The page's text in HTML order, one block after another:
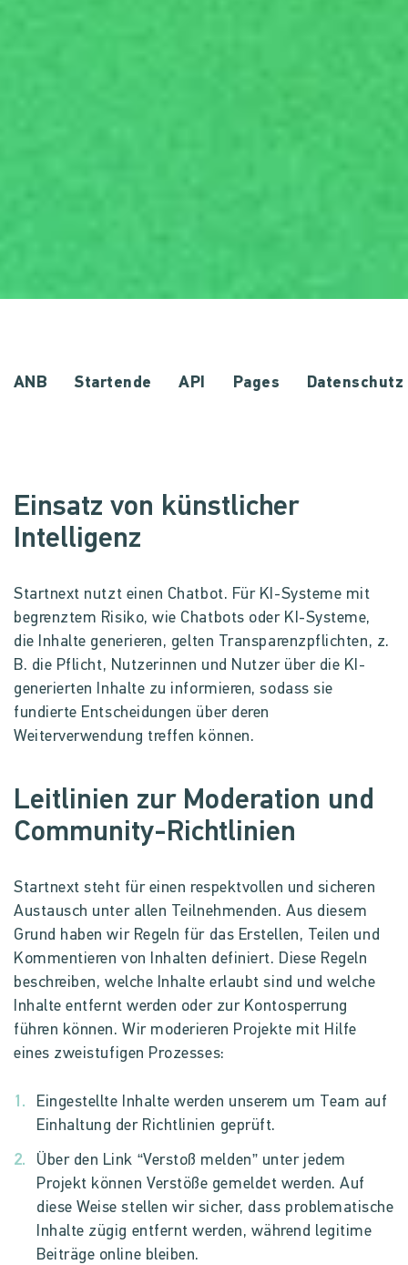
ANB Startende API Pages Datenschutz
Einsatz von künstlicher
Intelligenz
Startnext nutzt einen Chatbot. Für KI-Systeme mit
begrenztem Risiko, wie Chatbots oder KI-Systeme,
die Inhalte generieren, gelten Transparenzpflichten, z.
B. die Pflicht, Nutzerinnen und Nutzer über die KI-
generierten Inhalte zu informieren, sodass sie
fundierte Entscheidungen über deren
Weiterverwendung treffen können.
Leitlinien zur Moderation und
Community-Richtlinien
Startnext steht für einen respektvollen und sicheren
Austausch unter allen Teilnehmenden. Aus diesem
Grund haben wir Regeln für das Erstellen, Teilen und
Kommentieren von Inhalten definiert. Diese Regeln
beschreiben, welche Inhalte erlaubt sind und welche
Inhalte entfernt werden oder zur Kontosperrung
führen können. Wir moderieren Projekte mit Hilfe
eines zweistufigen Prozesses:
Eingestellte Inhalte werden unserem um Team auf
Einhaltung der Richtlinien geprüft.
Über den Link “Verstoß melden” unter jedem
Projekt können Verstöße gemeldet werden. Auf
diese Weise stellen wir sicher, dass problematische
Inhalte zügig entfernt werden, während legitime
Beiträge online bleiben.